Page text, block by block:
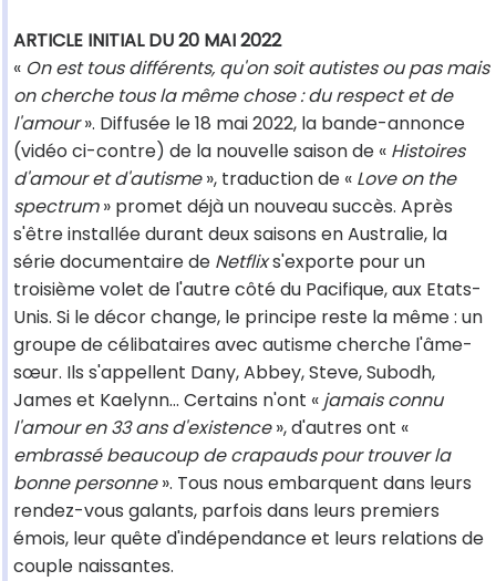
ARTICLE INITIAL DU 20 MAI 2022
« On est tous différents, qu'on soit autistes ou pas mais
on cherche tous la même chose : du respect et de
l'amour». Diffusée le 18 mai 2022, la bande-annonce
(vidéo ci-contre) de la nouvelle saison de « Histoires
d'amour et d'autisme», traduction de « Love on the
spectrum» promet déjà un nouveau succès. Après
s'être installée durant deux saisons en Australie, la
série documentaire de Netflixs'exporte pour un
troisième volet de l'autre côté du Pacifique, aux Etats-
Unis. Si le décor change, le principe reste la même : un
groupe de célibataires avec autisme cherche l'âme-
sœur. Ils s'appellent Dany, Abbey, Steve, Subodh,
James et Kaelynn... Certains n'ont « jamais connu
l'amour en 33 ans d'existence», d'autres ont «
embrassé beaucoup de crapauds pour trouver la
bonne personne». Tous nous embarquent dans leurs
rendez-vous galants, parfois dans leurs premiers
émois, leur quête d'indépendance et leurs relations de
couple naissantes.